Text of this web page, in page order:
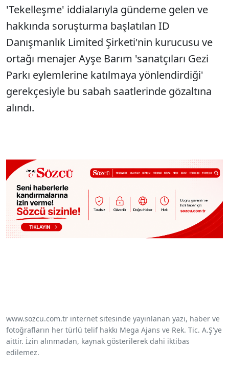
'Tekelleşme' iddialarıyla gündeme gelen ve
hakkında soruşturma başlatılan ID
Danışmanlık Limited Şirketi'nin kurucusu ve
ortağı menajer Ayşe Barım 'sanatçıları Gezi
Parkı eylemlerine katılmaya yönlendirdiği'
gerekçesiyle bu sabah saatlerinde gözaltına
alındı.
www.sozcu.com.tr internet sitesinde yayınlanan yazı, haber ve
fotoğrafların her türlü telif hakkı Mega Ajans ve Rek. Tic. A.Ş'ye
aittir. İzin alınmadan, kaynak gösterilerek dahi iktibas
edilemez.